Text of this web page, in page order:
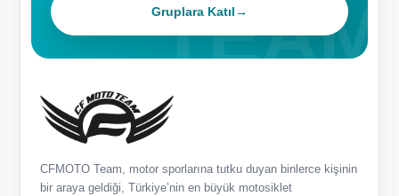
Gruplara Katıl→
CFMOTO Team, motor sporlarına tutku duyan binlerce kişinin
bir araya geldiği, Türkiye’nin en büyük motosiklet